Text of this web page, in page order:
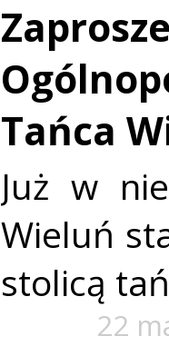
Tańca
Już w
Wieluń
stolicą
22